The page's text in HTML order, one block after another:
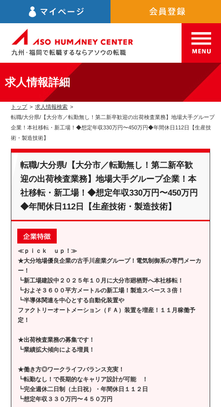
求人情報詳細
トップ > 求人情報検索 >
転職/大分県/【大分市／転勤無し！第二新卒歓迎の出荷検査業務】地場大手グループ
企業！本社移転・新工場！◆想定年収330万円〜450万円◆年間休日112日【生産技
術・製造技術】
転職/大分県/【大分市／転勤無し！第二新卒歓
迎の出荷検査業務】地場大手グループ企業！本
社移転・新工場！◆想定年収330万円〜450万円
◆年間休日112日【生産技術・製造技術】
≪ｐｉｃｋ ｕｐ！≫
★大分地場優良企業の古手川産業グループ！電気制御系の専門メーカ
ー！
┗新工場建設中２０２５年１０月に大分市廻栖野へ本社移転！
┗およそ３６００平方メートルの新工場！製造スペース３倍！
┗半導体関連を中心とする自動化装置や
ファクトリーオートメーション（ＦＡ）装置を増産！１１月稼働予
定！
★出荷検査業務の募集です！
┗業績拡大傾向による増員！
★働き方◎ワークライフバランス充実！
┗転勤なし！で長期的なキャリア設計が可能 ！
┗完全週休二日制（土日祝）・年間休日１１２日
┗想定年収３３０万円〜４５０万円